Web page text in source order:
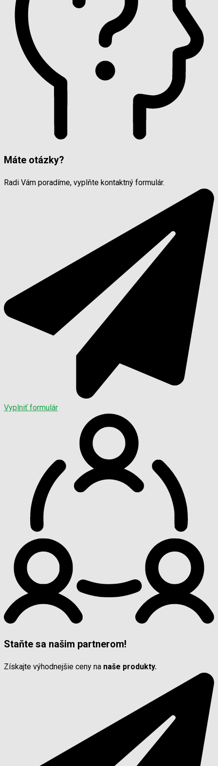
Máte otázky?
Radi Vám poradíme, vyplňte kontaktný formulár.
Vyplniť formulár
Staňte sa našim partnerom!
Získajte výhodnejšie ceny na naše produkty.